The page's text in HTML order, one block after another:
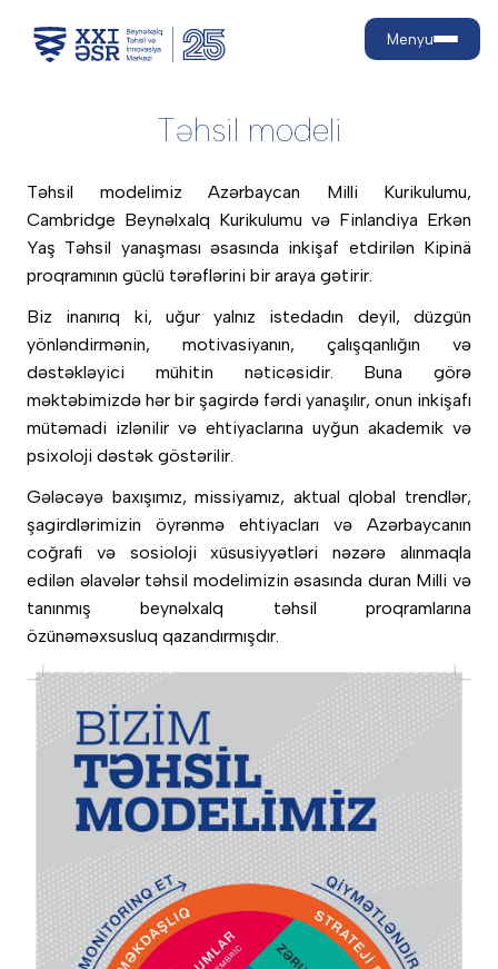
Menyu
Niyə biz?
Strateji məqsədlər
İnkişaf yolumuz
21-ci əsr bacarıqları nədir?
Nailiyyətlər
İnfrastruktur
Əlaqə
Təhsil pillələri
Məktəbəqədər
Orta məktəb
Qəbul prosesi
Qəbul qaydaları
Təhsil haqqı
Kampaniyalar
Güzəşt və endirimlər
Ödəniş
Təhsil
Təhsil modeli
Baza proqramlar
Dil tədrisi və siyasəti
Məktəb həyatı
Aktiv həyat və sağlam
Psixoloji və tibbi dəstək
Yaradıcılıq və incəsənət
House Sistemi
Leader in Me
STEAM Hub
MİS
Təqvim
Məzunlar
Məzunlarımızın uğur hekayələri
Məzunlarımız danışır
Kembric
Kurikulum icmalı
Mükəmməl öyrətmə və
Fənlər
Kembric Beynəlxalq
Kurikulumu
Təhsil modeli
Təhsil modelimiz Azərbaycan Milli Kurikulumu,
Cambridge Beynəlxalq Kurikulumu və Finlandiya Erkən
Yaş Təhsil yanaşması əsasında inkişaf etdirilən Kipinä
proqramının güclü tərəflərini bir araya gətirir.
Biz inanırıq ki, uğur yalnız istedadın deyil, düzgün
yönləndirmənin, motivasiyanın, çalışqanlığın və
dəstəkləyici mühitin nəticəsidir. Buna görə
məktəbimizdə hər bir şagirdə fərdi yanaşılır, onun inkişafı
mütəmadi izlənilir və ehtiyaclarına uyğun akademik və
psixoloji dəstək göstərilir.
Gələcəyə baxışımız, missiyamız, aktual qlobal trendlər,
şagirdlərimizin öyrənmə ehtiyacları və Azərbaycanın
coğrafi və sosioloji xüsusiyyətləri nəzərə alınmaqla
edilən əlavələr təhsil modelimizin əsasında duran Milli və
tanınmış beynəlxalq təhsil proqramlarına
özünəməxsusluq qazandırmışdır.